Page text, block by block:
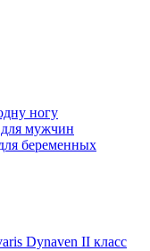
ногу
мужчин
беременных
Dynaven II класс